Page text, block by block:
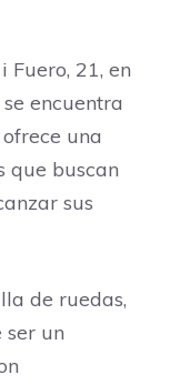
Fuero, 21, en
encuentra
una
que buscan
sus
de ruedas,
ser un